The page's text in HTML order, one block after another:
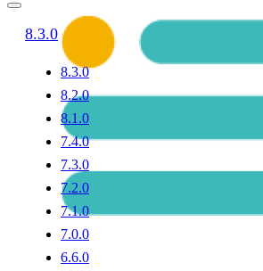
8.3.0
8.3.0
8.2.0
8.1.0
7.4.0
7.3.0
7.2.0
7.1.0
7.0.0
6.6.0